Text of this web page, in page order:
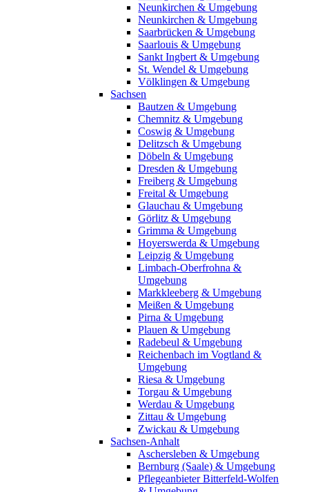
Neunkirchen & Umgebung
Neunkirchen & Umgebung
Saarbrücken & Umgebung
Saarlouis & Umgebung
Sankt Ingbert & Umgebung
St. Wendel & Umgebung
Völklingen & Umgebung
Sachsen
Bautzen & Umgebung
Chemnitz & Umgebung
Coswig & Umgebung
Delitzsch & Umgebung
Döbeln & Umgebung
Dresden & Umgebung
Freiberg & Umgebung
Freital & Umgebung
Glauchau & Umgebung
Görlitz & Umgebung
Grimma & Umgebung
Hoyerswerda & Umgebung
Leipzig & Umgebung
Limbach-Oberfrohna &
Umgebung
Markkleeberg & Umgebung
Meißen & Umgebung
Pirna & Umgebung
Plauen & Umgebung
Radebeul & Umgebung
Reichenbach im Vogtland &
Umgebung
Riesa & Umgebung
Torgau & Umgebung
Werdau & Umgebung
Zittau & Umgebung
Zwickau & Umgebung
Sachsen-Anhalt
Aschersleben & Umgebung
Bernburg (Saale) & Umgebung
Pflegeanbieter Bitterfeld-Wolfen